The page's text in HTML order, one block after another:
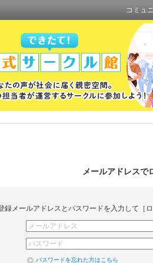
コミュ
メールアドレスで
録メールアドレスとパスワードを入力して［
パスワードを忘れた方はこちら